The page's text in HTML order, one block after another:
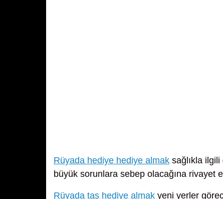
Rüyada hediye hediye almak sağlıkla ilgili
büyük sorunlara sebep olacağına rivayet
Rüyada taş hediye almak yeni yerler